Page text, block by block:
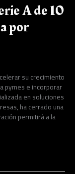
A de 10
por
su crecimiento
pymes e incorporar
en soluciones
ha cerrado una
permitirá a la